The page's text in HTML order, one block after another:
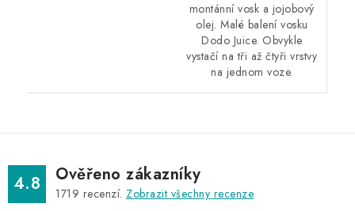
montánní vosk a jojobový
olej. Malé balení vosku
Dodo Juice. Obvykle
vystačí na tři až čtyři vrstvy
na jednom voze.
4.8 Ověřeno zákazníky
1719 recenzí. Zobrazit všechny recenze